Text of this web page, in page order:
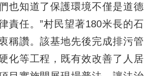
也知道了保護環境不僅是道德
責任。”村民望著180米長的石
稱讚。該基地先後完成排污管
化等工程，既有效改善了人居